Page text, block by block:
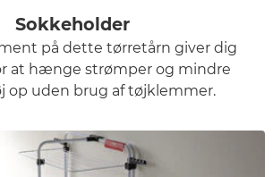
Sokkeholder
på dette tørretårn giver dig
at hænge strømper og mindre
op uden brug af tøjklemmer.